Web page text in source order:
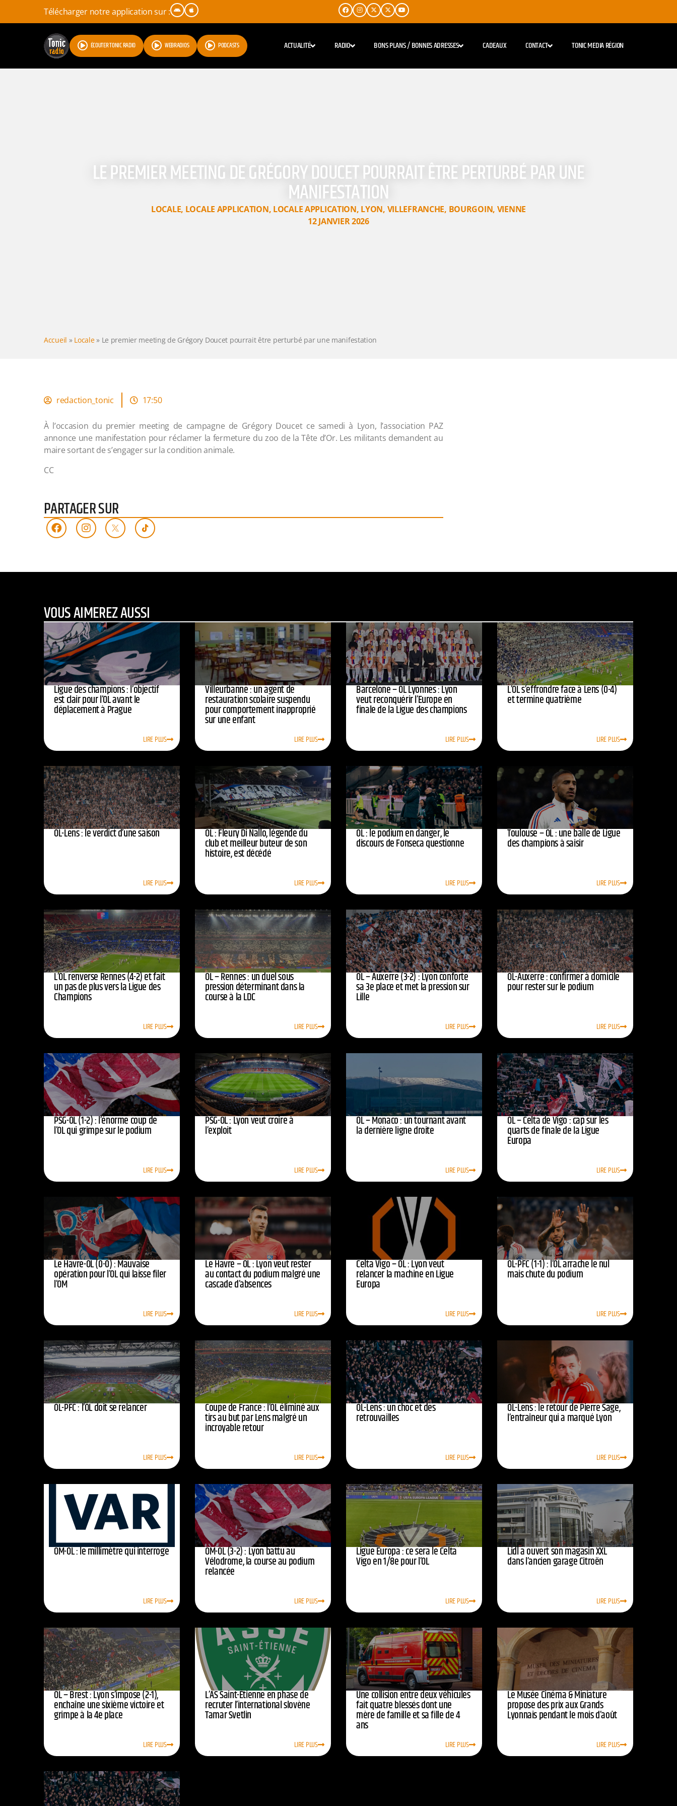
Télécharger notre application sur :
ÉCOUTER TONIC RADIO WEBRADIOS PODCASTS ACTUALITÉ RADIO BONS PLANS / BONNES ADRESSES CADEAUX CONTACT TONIC MEDIA RÉGION
LE PREMIER MEETING DE GRÉGORY DOUCET POURRAIT ÊTRE PERTURBÉ PAR UNE
MANIFESTATION
LOCALE, LOCALE APPLICATION, LOCALE APPLICATION, LYON, VILLEFRANCHE, BOURGOIN, VIENNE
12 JANVIER 2026
Accueil » Locale» Le premier meeting de Grégory Doucet pourrait être perturbé par une manifestation
redaction_tonic 17:50
À l’occasion du premier meeting de campagne de Grégory Doucet ce samedi à Lyon, l’association PAZ
annonce une manifestation pour réclamer la fermeture du zoo de la Tête d’Or. Les militants demandent au
maire sortant de s’engager sur la condition animale.
CC
PARTAGER SUR
VOUS AIMEREZ AUSSI
Ligue des champions : l’objectif
est clair pour l’OL avant le
déplacement à Prague
LIRE PLUS
Villeurbanne : un agent de
restauration scolaire suspendu
pour comportement inapproprié
sur une enfant
LIRE PLUS
Barcelone – OL Lyonnes : Lyon
veut reconquérir l’Europe en
finale de la Ligue des champions
LIRE PLUS
L’OL s’effrondre face à Lens (0-4)
et termine quatrième
LIRE PLUS
OL-Lens : le verdict d’une saison
LIRE PLUS
OL : Fleury Di Nallo, légende du
club et meilleur buteur de son
histoire, est décédé
LIRE PLUS
OL : le podium en danger, le
discours de Fonseca questionne
LIRE PLUS
Toulouse – OL : une balle de Ligue
des champions à saisir
LIRE PLUS
L’OL renverse Rennes (4-2) et fait
un pas de plus vers la Ligue des
Champions
LIRE PLUS
OL – Rennes : un duel sous
pression déterminant dans la
course à la LDC
LIRE PLUS
OL – Auxerre (3-2) : Lyon conforte
sa 3e place et met la pression sur
Lille
LIRE PLUS
OL-Auxerre : confirmer à domicile
pour rester sur le podium
LIRE PLUS
PSG-OL (1-2) : l’énorme coup de
l’OL qui grimpe sur le podium
LIRE PLUS
PSG-OL : Lyon veut croire à
l’exploit
LIRE PLUS
OL – Monaco : un tournant avant
la dernière ligne droite
LIRE PLUS
OL – Celta de Vigo : cap sur les
quarts de finale de la Ligue
Europa
LIRE PLUS
Le Havre-OL (0-0) : Mauvaise
opération pour l’OL qui laisse filer
l’OM
LIRE PLUS
Le Havre – OL : Lyon veut rester
au contact du podium malgré une
cascade d’absences
LIRE PLUS
Celta Vigo – OL : Lyon veut
relancer la machine en Ligue
Europa
LIRE PLUS
OL-PFC (1-1) : l’OL arrache le nul
mais chute du podium
LIRE PLUS
OL-PFC : l’OL doit se relancer
LIRE PLUS
Coupe de France : l’OL éliminé aux
tirs au but par Lens malgré un
incroyable retour
LIRE PLUS
OL-Lens : un choc et des
retrouvailles
LIRE PLUS
OL-Lens : le retour de Pierre Sage,
l’entraîneur qui a marqué Lyon
LIRE PLUS
OM-OL : le millimètre qui interroge
LIRE PLUS
OM-OL (3-2) : Lyon battu au
Vélodrome, la course au podium
relancée
LIRE PLUS
Ligue Europa : ce sera le Celta
Vigo en 1/8e pour l’OL
LIRE PLUS
Lidl a ouvert son magasin XXL
dans l’ancien garage Citroën
LIRE PLUS
OL – Brest : Lyon s’impose (2-1),
enchaîne une sixième victoire et
grimpe à la 4e place
LIRE PLUS
L’AS Saint-Étienne en phase de
recruter l’international slovène
Tamar Svetlin
LIRE PLUS
Une collision entre deux véhicules
fait quatre blessés dont une
mère de famille et sa fille de 4
ans
LIRE PLUS
Le Musée Cinéma & Miniature
propose des prix aux Grands
Lyonnais pendant le mois d’août
LIRE PLUS